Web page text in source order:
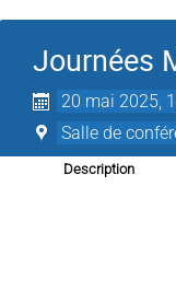
Journées
20 mai 2025,
Salle de
Description